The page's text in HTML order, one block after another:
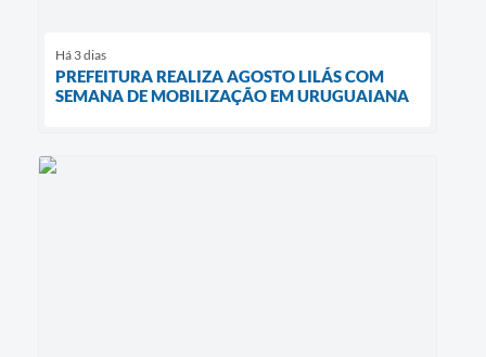
Há 3 dias
PREFEITURA REALIZA AGOSTO LILÁS COM
SEMANA DE MOBILIZAÇÃO EM URUGUAIANA